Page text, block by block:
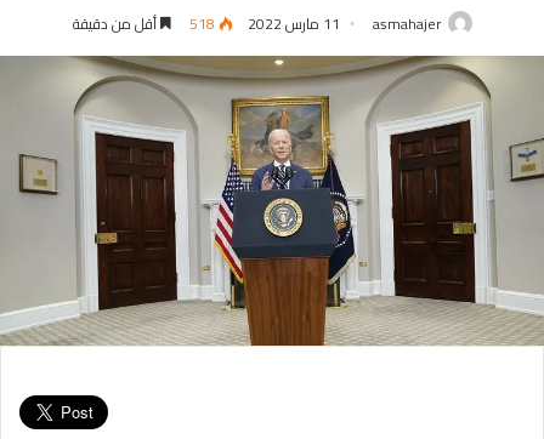
asmahajer 11 مارس 2022 518 أقل من دقيقة